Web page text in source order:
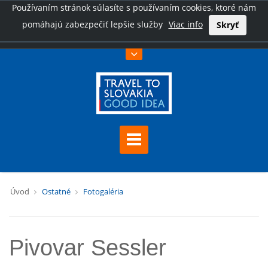
Používaním stránok súlasíte s používaním cookies, ktoré nám
pomáhajú zabezpečiť lepšie služby Viac info Skryť
Úvod Ostatné Fotogaléria
Pivovar Sessler